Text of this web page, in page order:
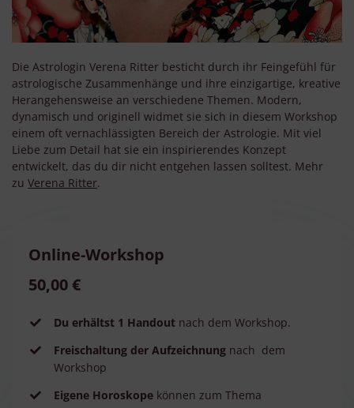
Die Astrologin Verena Ritter besticht durch ihr Feingefühl für
astrologische Zusammenhänge und ihre einzigartige, kreative
Herangehensweise an verschiedene Themen. Modern,
dynamisch und originell widmet sie sich in diesem Workshop
einem oft vernachlässigten Bereich der Astrologie. Mit viel
Liebe zum Detail hat sie ein inspirierendes Konzept
entwickelt, das du dir nicht entgehen lassen solltest. Mehr
zu Verena Ritter.
Online-Workshop
50,00 €
Du erhältst 1 Handout nach dem Workshop.
Freischaltung der Aufzeichnung nach dem
Workshop
Eigene Horoskope können zum Thema